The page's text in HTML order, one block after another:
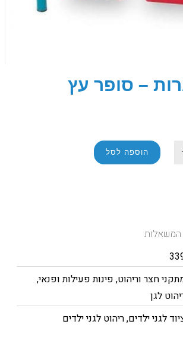
– סופר עץ
הוספה לסל
המשאלות
חצר וריהוט, פינות פעילות ופנאי,
לגן
לגני ילדים,ריהוט לגני ילדים